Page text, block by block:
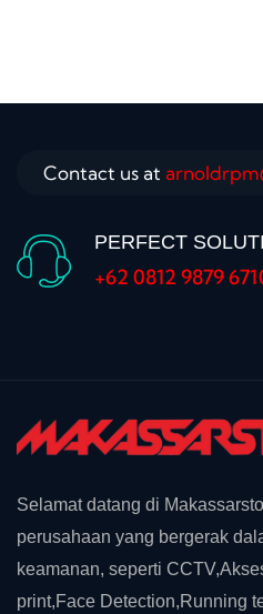
Contact us at
PERFECT
+62 0812 9879
Selamat datang di
perusahaan yang bergerak
keamanan, seperti
print,Face Detection,Running